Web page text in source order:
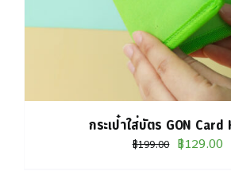
กระเป๋าใส่บัตร GON Card
฿199.00 Original
฿129.00